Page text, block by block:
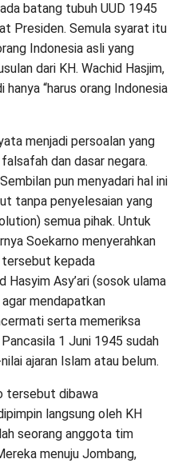
batang tubuh UUD 1945
Presiden. Semula syarat itu
Indonesia asli yang
dari KH. Wachid Hasjim,
“harus orang Indonesia
menjadi persoalan yang
dan dasar negara.
pun menyadari hal ini
tanpa penyelesaian yang
semua pihak. Untuk
Soekarno menyerahkan
tersebut kepada
Hasyim Asy’ari (sosok ulama
mendapatkan
serta memeriksa
1 Juni 1945 sudah
ajaran Islam atau belum.
tersebut dibawa
langsung oleh KH
seorang anggota tim
menuju Jombang,